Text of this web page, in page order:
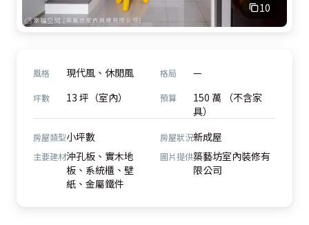
10
風格 現代風、休閒風 格局 —
坪數 13 坪（室內） 預算
150 萬 （不含家
具）
房屋類型小坪數 房屋狀況新成屋
主要建材沖孔板、實木地
板、系統櫃、壁
紙、金屬鐵件
圖片提供築藝坊室內裝修有
限公司